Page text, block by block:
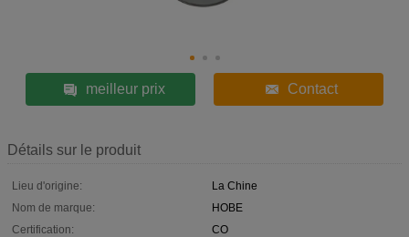
meilleur prix Contact
Détails sur le produit
Lieu d'origine:
La Chine
Nom de marque:
HOBE
Certification:
CO